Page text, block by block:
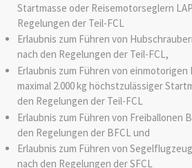
Startmasse oder Reisemotorseglern
Regelungen der Teil-FCL
Erlaubnis zum Führen von
nach den Regelungen der Teil-FCL,
Erlaubnis zum Führen von einmotorigen
maximal 2.000 kg höchstzulässiger
den Regelungen der Teil-FCL
Erlaubnis zum Führen von Freiballonen
den Regelungen der BFCL und
Erlaubnis zum Führen von
nach den Regelungen der SFCL